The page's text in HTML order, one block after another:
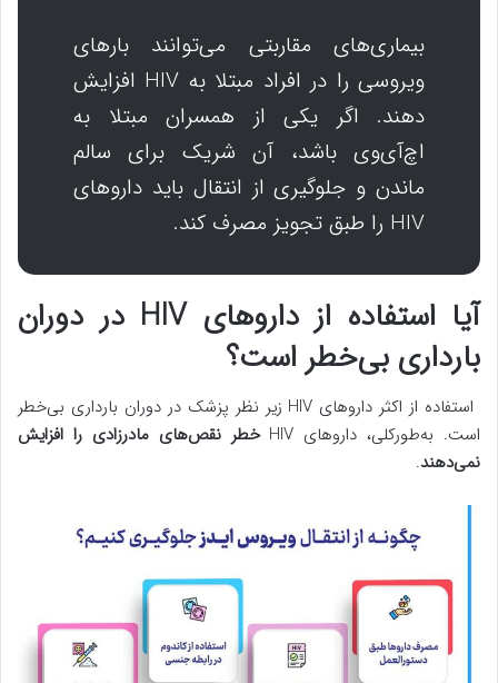
بیماری‌های مقاربتی می‌توانند بارهای
ویروسی را در افراد مبتلا به HIV افزایش
دهند. اگر یکی از همسران مبتلا به
اچ‌آی‌وی باشد، آن شریک برای سالم
ماندن و جلوگیری از انتقال باید داروهای
HIV را طبق تجویز مصرف کند.
آیا استفاده از داروهای HIV در دوران
بارداری بی‌خطر است؟
استفاده از اکثر داروهای HIV زیر نظر پزشک در دوران بارداری بی‌خطر
است. به‌طورکلی، داروهای HIV
خطر نقص‌های مادرزادی را افزایش
نمی‌دهند.